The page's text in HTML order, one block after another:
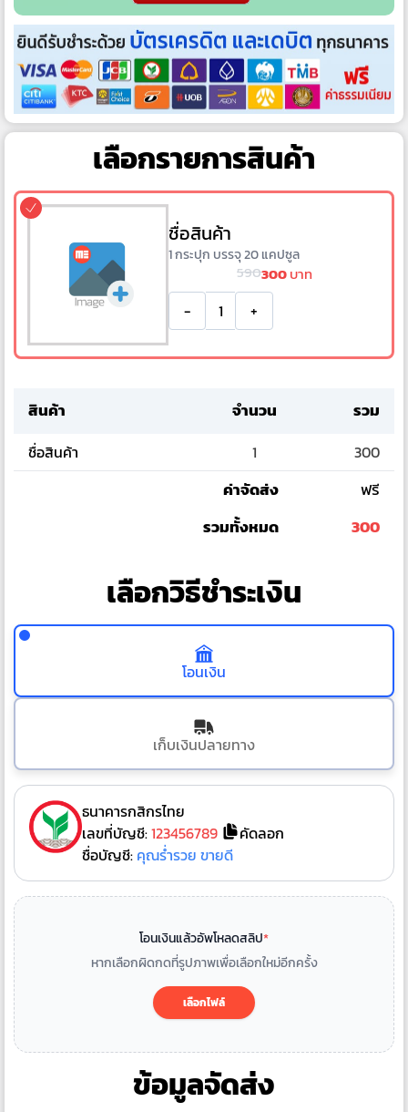
เลือกรายการสินค้า
ชื่อสินค้า
1 กระปุก บรรจุ 20 แคปซูล
590300บาท
- +
สินค้า จำนวน รวม
ชื่อสินค้า 1 300
ค่าจัดส่ง
ฟรี
รวมทั้งหมด
300
เลือกวิธีชำระเงิน
โอนเงิน
เก็บเงินปลายทาง
ธนาคารกสิกรไทย
เลขที่บัญชี:123456789
คัดลอก
ชื่อบัญชี: คุณร่ำรวย ขายดี
โอนเงินแล้วอัพโหลดสลิป*
หากเลือกผิดกดที่รูปภาพเพื่อเลือกใหม่อีกครั้ง
เลือกไฟล์
ข้อมูลจัดส่ง